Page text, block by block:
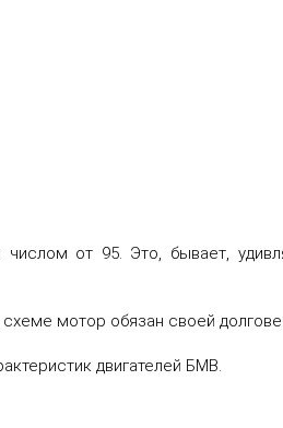
от 95. Это, бывает,
мотор обязан своей
двигателей БМВ.